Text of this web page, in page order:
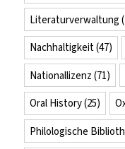
Literaturverwaltung
Nachhaltigkeit(47)
Nationallizenz (71)
Oral History(25)
Philologische